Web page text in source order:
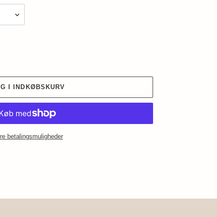
I INDKØBSKURV
betalingsmuligheder